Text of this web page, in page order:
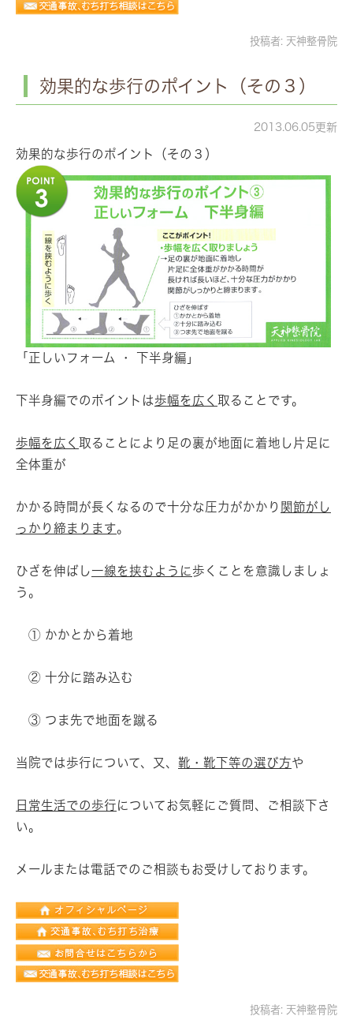
投稿者: 天神整骨院
効果的な歩行のポイント（その３）
2013.06.05更新
効果的な歩行のポイント（その３）
「正しいフォーム ・ 下半身編」
下半身編でのポイントは歩幅を広く 取ることです。
歩幅を広く 取ることにより足の裏が地面に着地し片足に
全体重が
かかる時間が長くなるので十分な圧力がかかり 関節がし
っかり締まります。
ひざを伸ばし一線を挟むように歩くことを意識しましょ
う。
① かかとから着地
② 十分に踏み込む
③ つま先で地面を蹴る
当院では歩行について、又、 靴・靴下等の選び方や
日常生活での歩行についてお気軽にご質問、ご相談下さ
い。
メールまたは電話でのご相談もお受けしております。
投稿者: 天神整骨院